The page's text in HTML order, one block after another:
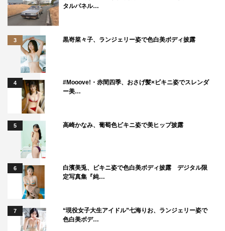
タルパネル…
3 黒嵜菜々子、ランジェリー姿で色白美ボディ披露
4
#Mooove!・赤間四季、おさげ髪×ビキニ姿でスレンダ
ー美…
5 高崎かなみ、葡萄色ビキニ姿で美ヒップ披露
6
白濱美兎、ビキニ姿で色白美ボディ披露 デジタル限
定写真集『純…
7
“現役女子大生アイドル”七海りお、ランジェリー姿で
色白美ボデ…